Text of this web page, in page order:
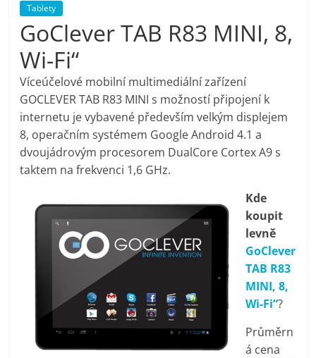
porovnání,
pračky,
televize,
notebooky,
mobilní
telefony,
kávovary,
bazény
Nejlepší
Tablety
GoClever TAB R83 MINI, 8,
Wi-Fi“
Víceúčelové mobilní multimediální zařízení
GOCLEVER TAB R83 MINI s možností připojení k
internetu je vybavené především velkým displejem
8, operačním systémem Google Android 4.1 a
dvoujádrovým procesorem DualCore Cortex A9 s
taktem na frekvenci 1,6 GHz.
Kde
koupit
levně
GoClever
TAB R83
MINI, 8,
Wi-Fi“?
Průměrn
á cena